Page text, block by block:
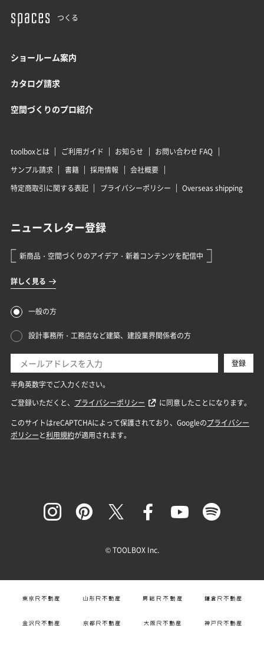
つくる
ショールーム案内
カタログ請求
空間づくりのプロ紹介
toolboxとは ご利用ガイド お知らせ
お問い合わせ FAQ
サンプル請求
書籍 採用情報
会社概要
特定商取引に関する表記
プライバシーポリシー Overseas shipping
© TOOLBOX Inc.